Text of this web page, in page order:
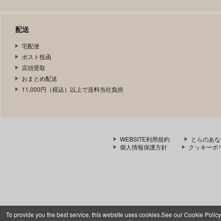
To provide you the best service, this website uses cookies.See our Cookie
配送
宅配便
ポスト投函
店頭受取
おまとめ配送
11,000円（税込）以上で送料当社負担
WEBSITE利用規約
とらのあ
個人情報保護方針
クッキーポ